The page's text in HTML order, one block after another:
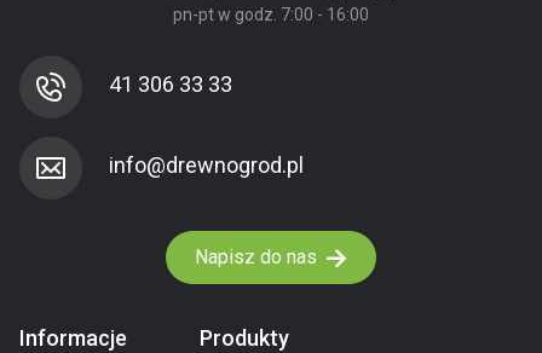
pn-pt w godz. 7:00 - 16:00
41 306 33 33
Napisz do nas
Informacje Produkty